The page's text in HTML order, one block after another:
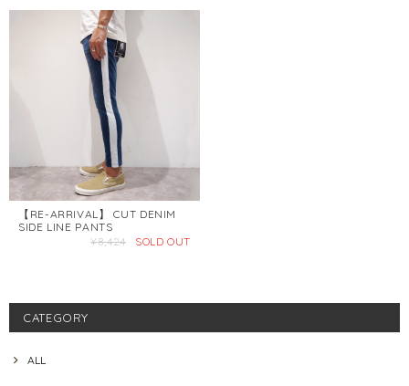
【RE-ARRIVAL】 CUT DENIM
SIDE LINE PANTS
¥8,424
SOLD OUT
CATEGORY
ALL